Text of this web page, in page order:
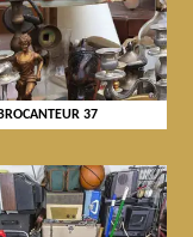
BROCANTEUR 37